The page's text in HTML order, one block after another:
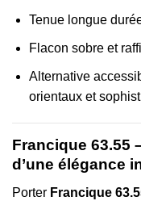
Tenue longue
Flacon sobre et
Alternative
orientaux et
Francique 63.55
d’une élégance
Porter Francique